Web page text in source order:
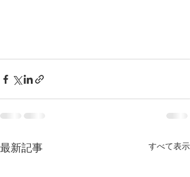
最新記事 すべて表示